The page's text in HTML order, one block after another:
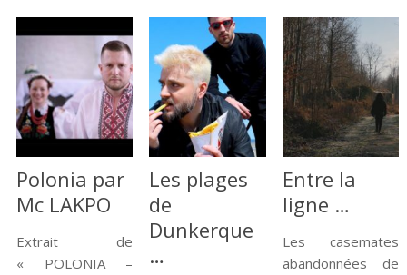
Polonia par
Mc LAKPO
Extrait de
« POLONIA –
Les plages
de
Dunkerque
…
Entre la
ligne …
Les casemates
abandonnées de